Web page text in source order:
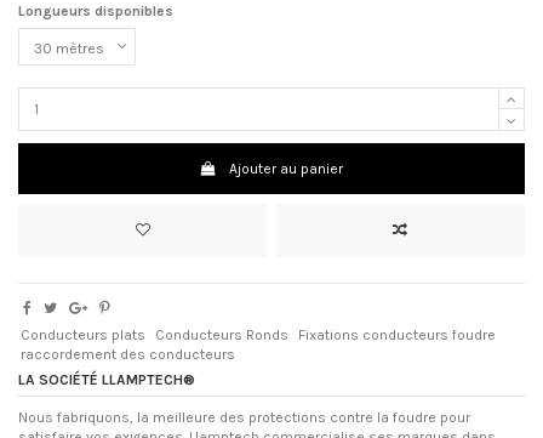
Longueurs disponibles
Ajouter au panier
Conducteurs plats Conducteurs Ronds
Fixations conducteurs foudre
raccordement des conducteurs
LA SOCIÉTÉ LLAMPTECH®
Nous fabriquons, la meilleure des protections contre la foudre pour